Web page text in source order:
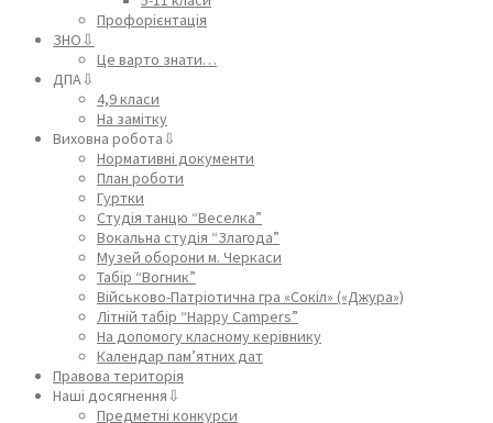
Профорієнтація
ЗНО⇩
Це варто знати…
ДПА⇩
4,9 класи
На замітку
Виховна робота⇩
Нормативні документи
План роботи
Гуртки
Студія танцю “Веселка”
Вокальна студія “Злагода”
Музей оборони м. Черкаси
Табір “Вогник”
Військово-Патріотична гра «Сокіл» («Джура»)
Літній табір “Happy Campers”
На допомогу класному керівнику
Календар пам’ятних дат
Правова територія
Наші досягнення⇩
Предметні конкурси